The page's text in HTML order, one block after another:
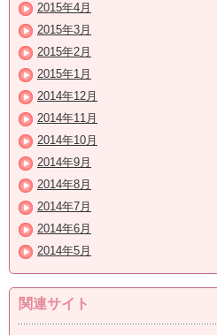
2015年4月
2015年3月
2015年2月
2015年1月
2014年12月
2014年11月
2014年10月
2014年9月
2014年8月
2014年7月
2014年6月
2014年5月
関連サイト